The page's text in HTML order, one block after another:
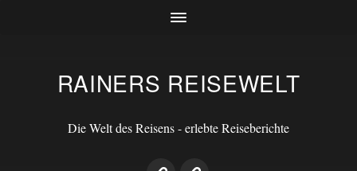
RAINERS REISEWELT
Die Welt des Reisens - erlebte Reiseberichte